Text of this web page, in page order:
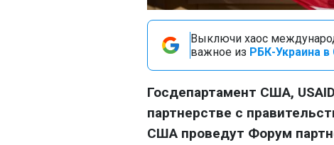
Выключи хаос
важное из РБК-Украина в
Госдепартамент США,
партнерстве с
США проведут Форум